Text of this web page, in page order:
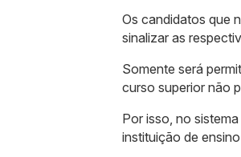
Os candidatos que
sinalizar as
Somente será
curso superior não
Por isso, no
instituição de